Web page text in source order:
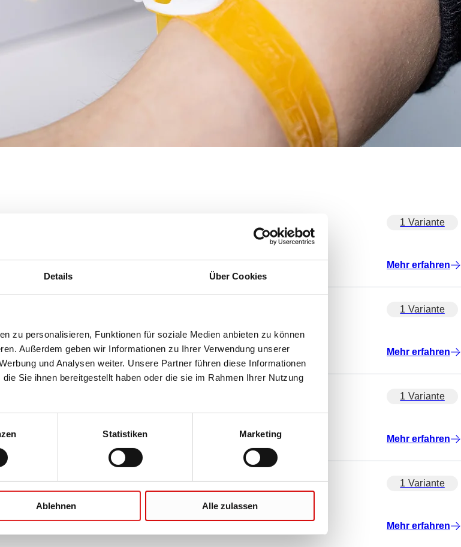
Details Über Cookies
zu personalisieren, Funktionen für soziale Medien anbieten zu können
Außerdem geben wir Informationen zu Ihrer Verwendung unserer
und Analysen weiter. Unsere Partner führen diese Informationen
Sie ihnen bereitgestellt haben oder die sie im Rahmen Ihrer Nutzung
Statistiken Marketing
Ablehnen Alle zulassen
1 Variante
Mehr erfahren
1 Variante
Mehr erfahren
1 Variante
Mehr erfahren
Staubinde 1 Variante
Mehr erfahren